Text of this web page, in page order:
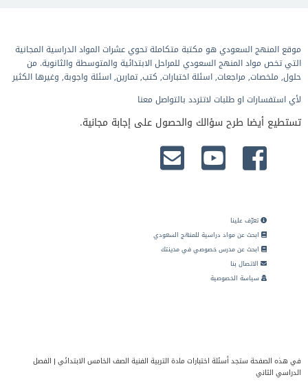
موقع المنهج السعودي هو مكتبة متكاملة تحوي عشرات المواد الدراسية المجانية
التي تخص مواد المنهج السعودي للمراحل الابتدائية والمتوسطة والثانوية. من
حلول, ملخصات, مراجعات, اسئلة اختبارات, كتب, تمارين, اسئلة واجوبة, وغيرها الكثير
لأي استفسارات او طلبات لاتتردد بالتواصل معنا
تستطيع أيضا طرح سؤالك والحصول على إجابة مجانية.
تعرّف علينا
ابحث عن مواد دراسية للمنهج السعودي
ابحث عن مدرس خصوصي في مدينتك
الاتصال بنا
سياسة الخصوصية
في هذه الصفحة ستجد أسئلة اختبارات مادة التربية الفنية الصف الخامس الابتدائي | الفصل
الدراسي الثاني